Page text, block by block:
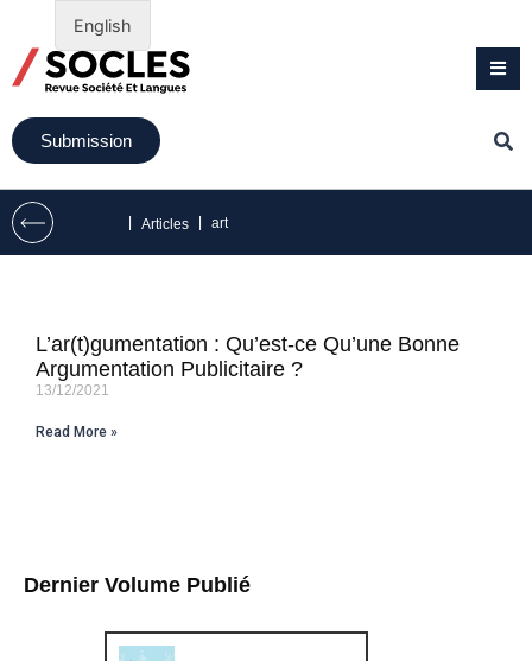
Submission
Articles art
Dernier Volume Publié
L’ar(t)gumentation : Qu’est-ce Qu’une Bonne
Argumentation Publicitaire ?
13/12/2021
Read More »
English